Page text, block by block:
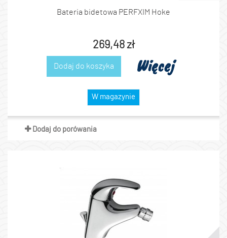
Bateria bidetowa PERFXIM Hoke
269,48 zł
Dodaj do koszyka Więcej
W magazynie
Dodaj do porówania